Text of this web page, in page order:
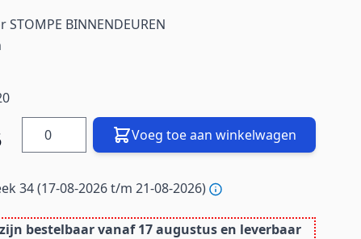
BINNENDEUREN
Hoeveelheid Voeg toe aan winkelwagen
34 (17-08-2026 t/m 21-08-2026)
bestelbaar vanaf 17 augustus en leverbaar